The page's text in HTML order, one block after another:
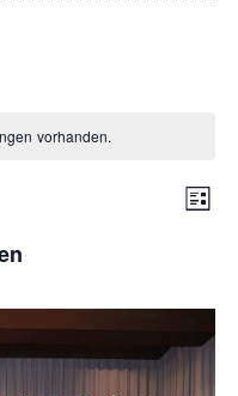
vorhanden.
Liste